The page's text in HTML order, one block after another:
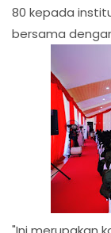
80 kepada
bersama